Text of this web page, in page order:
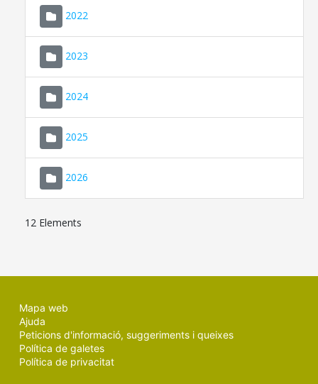
2022
2023
2024
2025
2026
12 Elements
Mapa web
Ajuda
Peticions d'informació, suggeriments i queixes
Política de galetes
Política de privacitat